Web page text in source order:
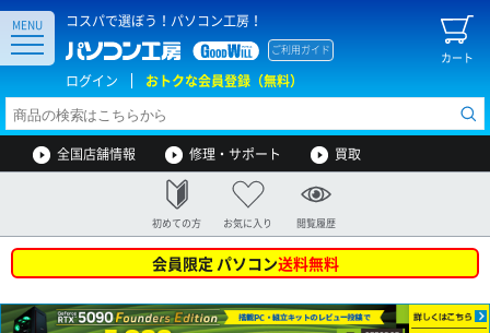
コスパで選ぼう！パソコン工房！
カート
ご利用ガイド
ログイン おトクな会員登録（無料）
MENU
全国店舗情報 修理・サポート 買取
初めての方 お気に入り 閲覧履歴
会員限定 パソコン送料無料